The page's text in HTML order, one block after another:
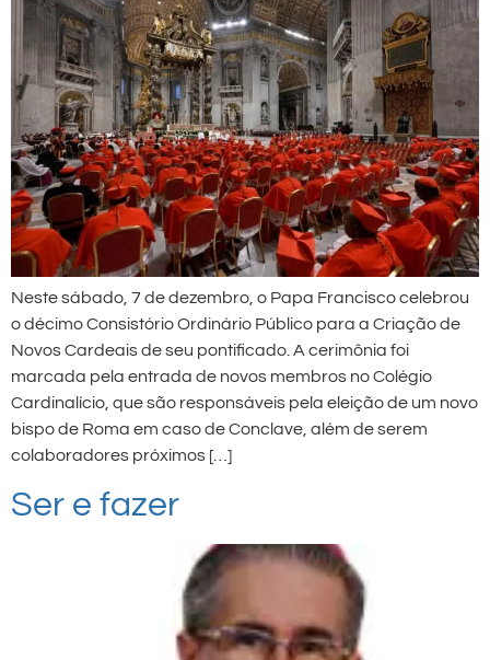
Neste sábado, 7 de dezembro, o Papa Francisco celebrou
o décimo Consistório Ordinário Público para a Criação de
Novos Cardeais de seu pontificado. A cerimônia foi
marcada pela entrada de novos membros no Colégio
Cardinalício, que são responsáveis pela eleição de um novo
bispo de Roma em caso de Conclave, além de serem
colaboradores próximos […]
Ser e fazer